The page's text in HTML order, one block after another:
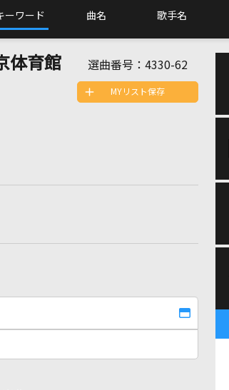
ーワード 曲名 歌手名
体育館
選曲番号： 4330-62
MYリスト保存